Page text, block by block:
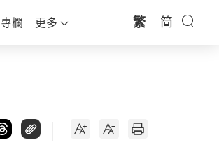
專欄 更多 繁 简